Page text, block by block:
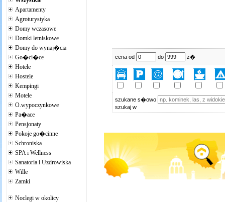
Apartamenty
Agroturystyka
Domy wczasowe
Domki letniskowe
Domy do wynaj�cia
Go�ci�ce
Hotele
Hostele
Kempingi
Motele
O.wypoczynkowe
Pa�ace
Pensjonaty
Pokoje go�cinne
Schroniska
SPA i Wellness
Sanatoria i Uzdrowiska
Wille
Zamki
Noclegi w okolicy
cena od do z�
szukane s�owo
szukaj w